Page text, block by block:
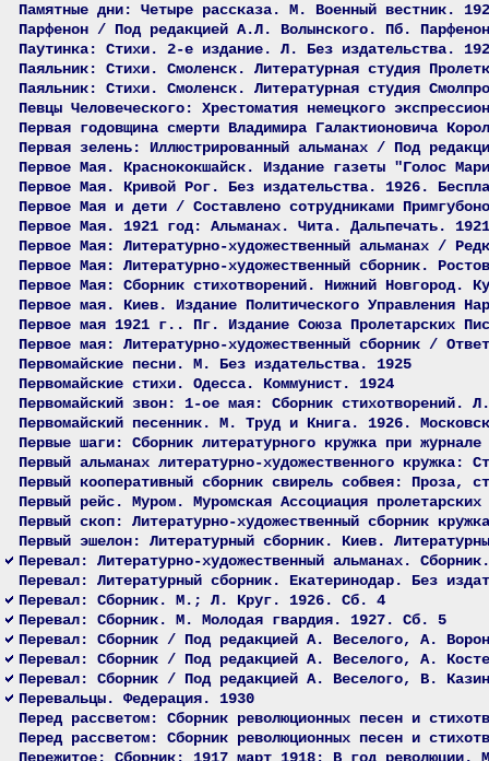
Памятные дни: Четыре рассказа. М. Военный вестник.
Парфенон / Под редакцией А.Л. Волынского. Пб.
Паутинка: Стихи. 2-е издание. Л. Без издательства.
Паяльник: Стихи. Смоленск. Литературная студия
Паяльник: Стихи. Смоленск. Литературная студия
Певцы Человеческого: Хрестоматия немецкого
Первая годовщина смерти Владимира Галактионовича
Первая зелень: Иллюстрированный альманах / Под
Первое Мая. Краснококшайск. Издание газеты "Голос
Первое Мая. Кривой Рог. Без издательства. 1926.
Первое Мая и дети / Составлено сотрудниками
Первое Мая. 1921 год: Альманах. Чита. Дальпечать. 1921
Первое Мая: Литературно-художественный альманах /
Первое Мая: Литературно-художественный сборник.
Первое Мая: Сборник стихотворений. Нижний Новгород.
Первое мая. Киев. Издание Политического Управления
Первое мая 1921 г.. Пг. Издание Союза Пролетарских
Первое мая: Литературно-художественный сборник /
Первомайские песни. М. Без издательства. 1925
Первомайские стихи. Одесса. Коммунист. 1924
Первомайский звон: 1-ое мая: Сборник стихотворений.
Первомайский песенник. М. Труд и Книга. 1926.
Первые шаги: Сборник литературного кружка при
Первый альманах литературно-художественного кружка:
Первый кооперативный сборник свирель собвея: Проза,
Первый рейс. Муром. Муромская Ассоциация
Первый скоп: Литературно-художественный сборник
Первый эшелон: Литературный сборник. Киев.
Перевал: Литературно-художественный альманах.
Перевал: Литературный сборник. Екатеринодар. Без
Перевал: Сборник. М.; Л. Круг. 1926. Сб. 4
Перевал: Сборник. М. Молодая гвардия. 1927. Сб. 5
Перевал: Сборник / Под редакцией А. Веселого, А.
Перевал: Сборник / Под редакцией А. Веселого, А.
Перевал: Сборник / Под редакцией А. Веселого, В.
Перевальцы. Федерация. 1930
Перед рассветом: Сборник революционных песен и
Перед рассветом: Сборник революционных песен и